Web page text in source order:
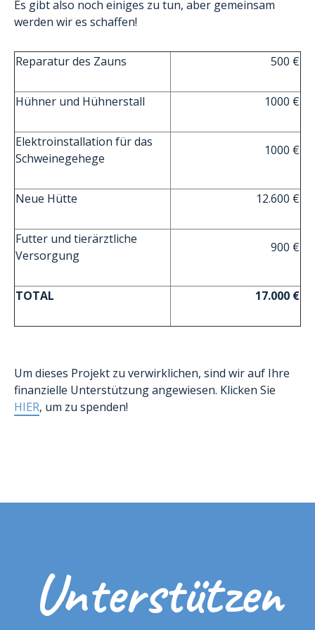
Es gibt also noch einiges zu tun, aber gemeinsam
werden wir es schaffen!
Reparatur des Zauns 500 €
Hühner und Hühnerstall 1000 €
Elektroinstallation für das
Schweinegehege
1000 €
Neue Hütte 12.600 €
Futter und tierärztliche
Versorgung
900 €
TOTAL 17.000 €
Um dieses Projekt zu verwirklichen, sind wir auf Ihre
finanzielle Unterstützung angewiesen. Klicken Sie
HIER, um zu spenden!
Unterstützen